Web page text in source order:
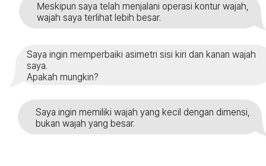
Meskipun saya telah menjalani operasi kontur wajah,
wajah saya terlihat lebih besar.
Saya ingin memperbaiki asimetri sisi kiri dan kanan wajah
saya.
Apakah mungkin?
Saya ingin memiliki wajah yang kecil dengan dimensi,
bukan wajah yang besar.